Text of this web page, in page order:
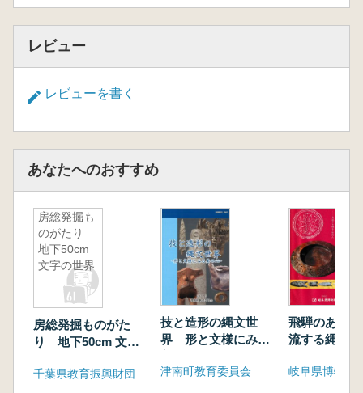
レビュー
レビューを書く
あなたへのおすすめ
房総発掘も
のがたり
地下50cm
文字の世界
房総発掘ものがた
り 地下50cm 文字
千葉県教育振興財団
技と造形の縄文世
界 形と文様にみる
津南町教育委員会
飛騨のあけ
流する縄文
岐阜県博物館